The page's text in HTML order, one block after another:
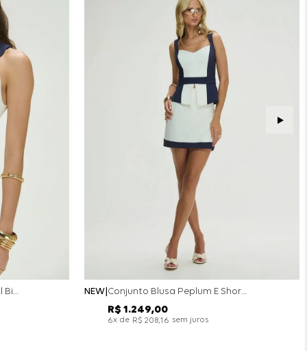
Conjunto Colete Calça Barril Bicolor Alfaiataria - Off White NEW Conjunto Blusa Peplum E Short Saia Bicolor - Off White
R$ 1.249,00
6x de R$ 208,16 sem juros